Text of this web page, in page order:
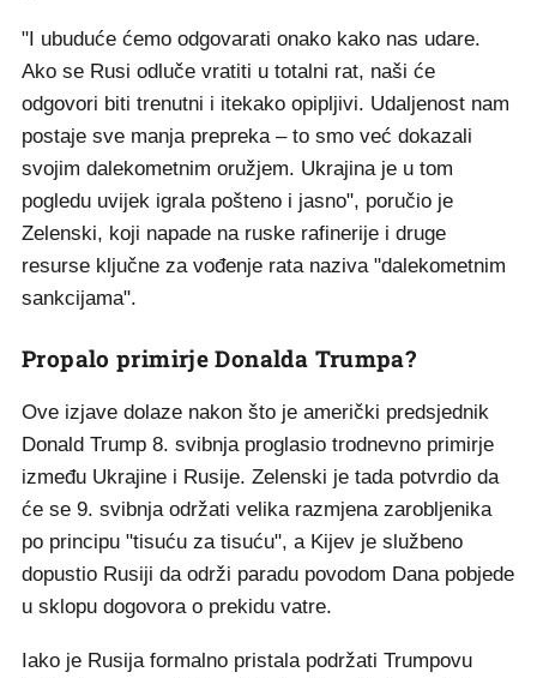
"I ubuduće ćemo odgovarati onako kako nas udare.
Ako se Rusi odluče vratiti u totalni rat, naši će
odgovori biti trenutni i itekako opipljivi. Udaljenost nam
postaje sve manja prepreka – to smo već dokazali
svojim dalekometnim oružjem. Ukrajina je u tom
pogledu uvijek igrala pošteno i jasno", poručio je
Zelenski, koji napade na ruske rafinerije i druge
resurse ključne za vođenje rata naziva "dalekometnim
sankcijama".
Propalo primirje Donalda Trumpa?
Ove izjave dolaze nakon što je američki predsjednik
Donald Trump 8. svibnja proglasio trodnevno primirje
između Ukrajine i Rusije. Zelenski je tada potvrdio da
će se 9. svibnja održati velika razmjena zarobljenika
po principu "tisuću za tisuću", a Kijev je službeno
dopustio Rusiji da održi paradu povodom Dana pobjede
u sklopu dogovora o prekidu vatre.
Iako je Rusija formalno pristala podržati Trumpovu